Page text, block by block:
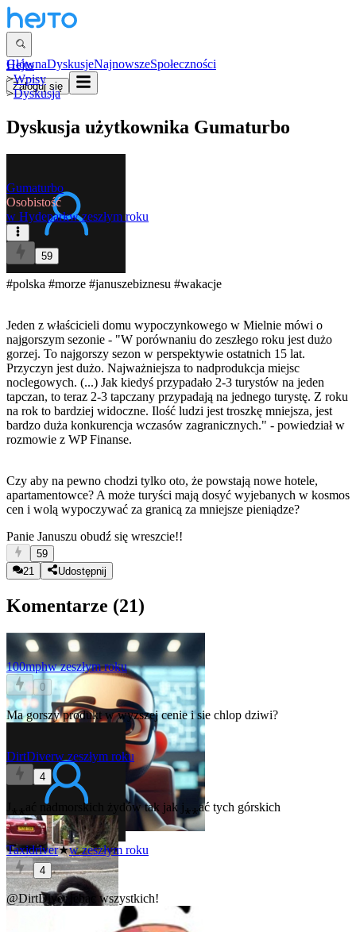
GłównaDyskusjeNajnowszeSpołeczności
Zaloguj się
Hejto
>Wpisy
>Dyskusja
Dyskusja użytkownika Gumaturbo
Gumaturbo
Osobistość
w Hydeparkw zeszłym roku
59
#polska #morze #januszebiznesu #wakacje
Jeden z właścicieli domu wypoczynkowego w Mielnie mówi o
najgorszym sezonie - "W porównaniu do zeszłego roku jest dużo
gorzej. To najgorszy sezon w perspektywie ostatnich 15 lat.
Przyczyn jest dużo. Najważniejsza to nadprodukcja miejsc
noclegowych. (...) Jak kiedyś przypadało 2-3 turystów na jeden
tapczan, to teraz 2-3 tapczany przypadają na jednego turystę. Z roku
na rok to bardziej widoczne. Ilość ludzi jest troszkę mniejsza, jest
bardzo duża konkurencja wczasów zagranicznych." - powiedział w
rozmowie z WP Finanse.
Czy aby na pewno chodzi tylko oto, że powstają nowe hotele,
apartamentowce? A może turyści mają dosyć wyjebanych w kosmos
cen i wolą wypoczywać za granicą za mniejsze pieniądze?
Panie Januszu obudź się wreszcie!!
59
21
Udostępnij
Komentarze (21)
100mphw zeszłym roku
0
Ma gorszy produkt w wyzszej cenie i sie chlop dziwi?
DirtDiverw zeszłym roku
4
J⁎⁎ać nadmorskich żydów tak jak j⁎⁎ać tych górskich
Taxidriver★w zeszłym roku
4
@DirtDiverjebac wszystkich!